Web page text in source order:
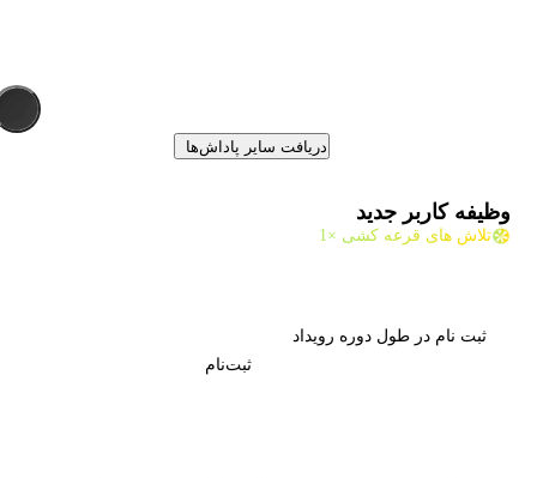
دریافت سایر پاداش‌ها
وظیفه کاربر جدید
تلاش های قرعه کشی ×1
ثبت نام در طول دوره رویداد
ثبت‌نام